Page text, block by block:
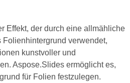
Effekt, der durch eine allmähliche
Folienhintergrund verwendet,
kunstvoller und
Aspose.Slides ermöglicht es,
für Folien festzulegen.